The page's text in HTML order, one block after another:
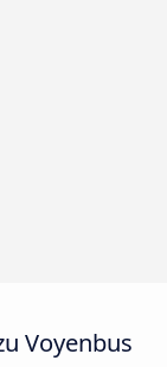
Voyenbus